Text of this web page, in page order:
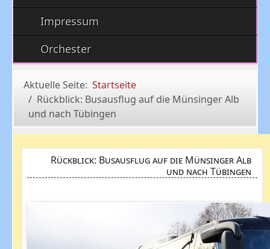
Impressum
Orchester
Aktuelle Seite: Startseite
Rückblick: Busausflug auf die Münsinger Alb
und nach Tübingen
Rückblick: Busausflug auf die Münsinger Alb
und nach Tübingen